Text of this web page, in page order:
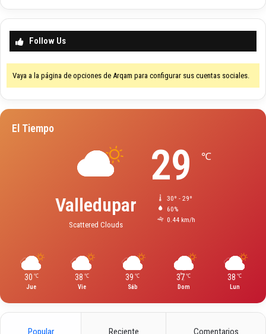
Follow Us
Vaya a la página de opciones de Arqam para configurar sus cuentas sociales.
El Tiempo
Valledupar
Scattered Clouds
29 ℃
30º - 29º
60%
0.44 km/h
30 ℃
Jue
38 ℃
Vie
39 ℃
Sáb
37 ℃
Dom
38 ℃
Lun
Popular Reciente Comentarios